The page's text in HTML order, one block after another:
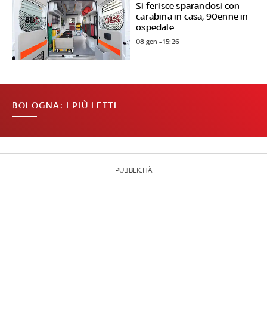
Si ferisce sparandosi con
carabina in casa, 90enne in
ospedale
08 gen - 15:26
BOLOGNA: I PIÙ LETTI
PUBBLICITÀ